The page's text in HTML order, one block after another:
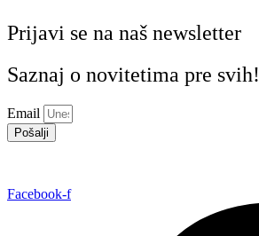
Prijavi se na naš newsletter
Saznaj o novitetima pre svih!
Email
Pošalji
Facebook-f